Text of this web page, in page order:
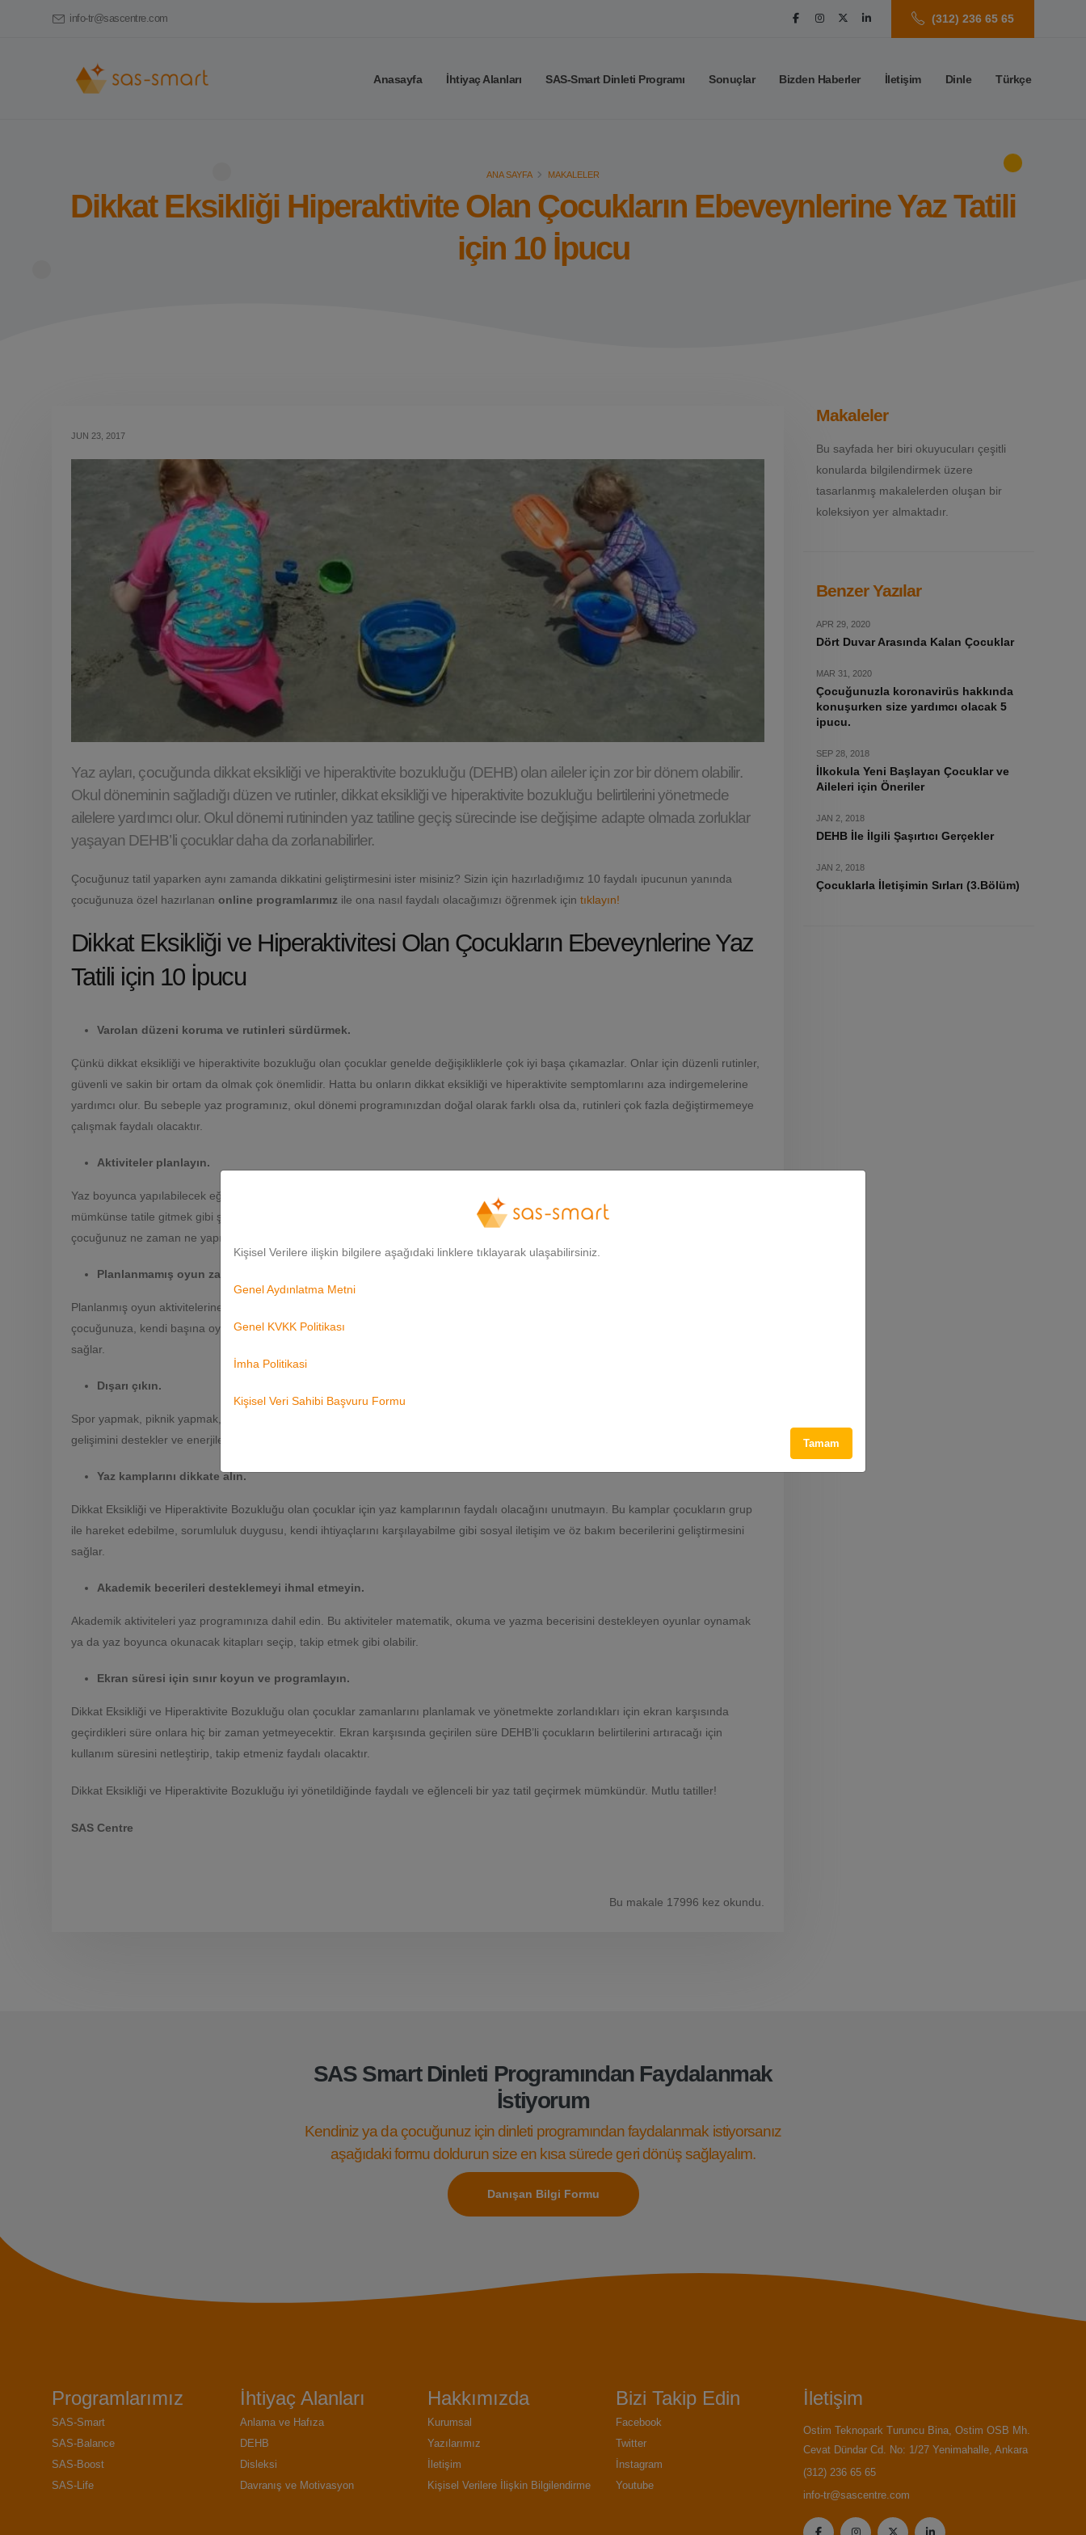
info-tr@sascentre.com (312) 236 65 65
Anasayfa İhtiyaç Alanları SAS-Smart Dinleti Programı Sonuçlar Bizden Haberler İletişim Dinle Türkçe
ANA SAYFA MAKALELER
Dikkat Eksikliği Hiperaktivite Olan Çocukların Ebeveynlerine Yaz Tatili
için 10 İpucu
JUN 23, 2017
Yaz ayları, çocuğunda dikkat eksikliği ve hiperaktivite bozukluğu (DEHB) olan aileler için zor bir dönem olabilir.
Okul döneminin sağladığı düzen ve rutinler, dikkat eksikliği ve hiperaktivite bozukluğu belirtilerini yönetmede
ailelere yardımcı olur. Okul dönemi rutininden yaz tatiline geçiş sürecinde ise değişime adapte olmada zorluklar
yaşayan DEHB’li çocuklar daha da zorlanabilirler.
Çocuğunuz tatil yaparken aynı zamanda dikkatini geliştirmesini ister misiniz? Sizin için hazırladığımız 10 faydalı ipucunun yanında
çocuğunuza özel hazırlanan online programlarımız ile ona nasıl faydalı olacağımızı öğrenmek için tıklayın!
Dikkat Eksikliği ve Hiperaktivitesi Olan Çocukların Ebeveynlerine Yaz
Tatili için 10 İpucu
Varolan düzeni koruma ve rutinleri sürdürmek.
Çünkü dikkat eksikliği ve hiperaktivite bozukluğu olan çocuklar genelde değişikliklerle çok iyi başa çıkamazlar. Onlar için düzenli rutinler,
güvenli ve sakin bir ortam da olmak çok önemlidir. Hatta bu onların dikkat eksikliği ve hiperaktivite semptomlarını aza indirgemelerine
yardımcı olur. Bu sebeple yaz programınız, okul dönemi programınızdan doğal olarak farklı olsa da, rutinleri çok fazla değiştirmemeye
çalışmak faydalı olacaktır.
Aktiviteler planlayın.
Yaz boyunca yapılabilecek eğlenceli şeyler bulun. Arkadaşlarıyla oyun buluşmaları, şehir-köy gezileri, ailece oyun geceleri ve eğer
mümkünse tatile gitmek gibi şeyler planlayın. Yapılacak aktiviteleri bir takvime yazın ve tüm ev halkının göreceği bir yere asın. Böylece
çocuğunuz ne zaman ne yapılacağını bilsin.
Planlanmamış oyun zamanları belirleyin.
Planlanmış oyun aktivitelerine ek olarak, planlanmamış oyun aktivitelerini için çocuğunuza zaman verin. Bu planlanmamış oyun zamanı
çocuğunuza, kendi başına oynama fırsatı vereceği gibi plan yapabilme, oyun kurabilme ve kendi başına eğlenebilme olanakları da
sağlar.
Dışarı çıkın.
Spor yapmak, piknik yapmak, ormana gitmek veya sokak oyunları gibi açık alan aktiviteleri planlayın. Bu aktiviteler çocukların fiziksel
gelişimini destekler ve enerjilerini doğru yönlendirme imkanı verir.
Yaz kamplarını dikkate alın.
Dikkat Eksikliği ve Hiperaktivite Bozukluğu olan çocuklar için yaz kamplarının faydalı olacağını unutmayın. Bu kamplar çocukların grup
ile hareket edebilme, sorumluluk duygusu, kendi ihtiyaçlarını karşılayabilme gibi sosyal iletişim ve öz bakım becerilerini geliştirmesini
sağlar.
Akademik becerileri desteklemeyi ihmal etmeyin.
Akademik aktiviteleri yaz programınıza dahil edin. Bu aktiviteler matematik, okuma ve yazma becerisini destekleyen oyunlar oynamak
ya da yaz boyunca okunacak kitapları seçip, takip etmek gibi olabilir.
Ekran süresi için sınır koyun ve programlayın.
Dikkat Eksikliği ve Hiperaktivite Bozukluğu olan çocuklar zamanlarını planlamak ve yönetmekte zorlandıkları için ekran karşısında
geçirdikleri süre onlara hiç bir zaman yetmeyecektir. Ekran karşısında geçirilen süre DEHB’li çocukların belirtilerini artıracağı için
kullanım süresini netleştirip, takip etmeniz faydalı olacaktır.
Dikkat Eksikliği ve Hiperaktivite Bozukluğu iyi yönetildiğinde faydalı ve eğlenceli bir yaz tatil geçirmek mümkündür. Mutlu tatiller!
SAS Centre
Bu makale 17996 kez okundu.
Makaleler
Bu sayfada her biri okuyucuları çeşitli
konularda bilgilendirmek üzere
tasarlanmış makalelerden oluşan bir
koleksiyon yer almaktadır.
Benzer Yazılar
APR 29, 2020
Dört Duvar Arasında Kalan Çocuklar
MAR 31, 2020
Çocuğunuzla koronavirüs hakkında
konuşurken size yardımcı olacak 5
ipucu.
SEP 28, 2018
İlkokula Yeni Başlayan Çocuklar ve
Aileleri için Öneriler
JAN 2, 2018
DEHB İle İlgili Şaşırtıcı Gerçekler
JAN 2, 2018
Çocuklarla İletişimin Sırları (3.Bölüm)
SAS Smart Dinleti Programından Faydalanmak
İstiyorum
Kendiniz ya da çocuğunuz için dinleti programından faydalanmak istiyorsanız
aşağıdaki formu doldurun size en kısa sürede geri dönüş sağlayalım.
Danışan Bilgi Formu
Programlarımız
SAS-Smart
SAS-Balance
SAS-Boost
SAS-Life
İhtiyaç Alanları
Anlama ve Hafıza
DEHB
Disleksi
Davranış ve Motivasyon
Hakkımızda
Kurumsal
Yazılarımız
İletişim
Kişisel Verilere İlişkin Bilgilendirme
Bizi Takip Edin
Facebook
Twitter
İnstagram
Youtube
İletişim
Ostim Teknopark Turuncu Bina, Ostim OSB Mh.
Cevat Dündar Cd. No: 1/27 Yenimahalle, Ankara
(312) 236 65 65
info-tr@sascentre.com
Kişisel Verilere ilişkin bilgilere aşağıdaki linklere tıklayarak ulaşabilirsiniz.
Genel Aydınlatma Metni
Genel KVKK Politikası
İmha Politikasi
Kişisel Veri Sahibi Başvuru Formu
Tamam